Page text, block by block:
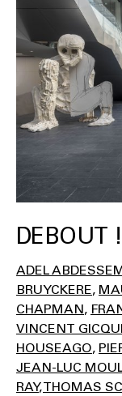
DEBOUT !
ADEL
BRUYCKERE
CHAPMAN
VINCENT
HOUSEAGO
JEAN-LUC
RAY THOMAS